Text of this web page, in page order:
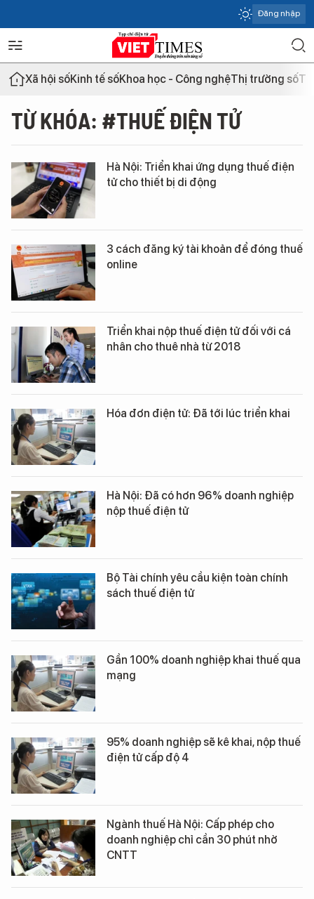
Đăng nhập
Xã hội sốKinh tế sốKhoa học - Công nghệThị trường số
TỪ KHÓA: #THUẾ ĐIỆN TỬ
Hà Nội: Triển khai ứng dụng thuế điện
tử cho thiết bị di động
3 cách đăng ký tài khoản để đóng thuế
online
Triển khai nộp thuế điện tử đối với cá
nhân cho thuê nhà từ 2018
Hóa đơn điện tử: Đã tới lúc triển khai
Hà Nội: Đã có hơn 96% doanh nghiệp
nộp thuế điện tử
Bộ Tài chính yêu cầu kiện toàn chính
sách thuế điện tử
Gần 100% doanh nghiệp khai thuế qua
mạng
95% doanh nghiệp sẽ kê khai, nộp thuế
điện tử cấp độ 4
Ngành thuế Hà Nội: Cấp phép cho
doanh nghiệp chỉ cần 30 phút nhờ
CNTT